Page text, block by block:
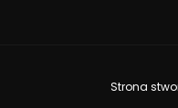
Strona